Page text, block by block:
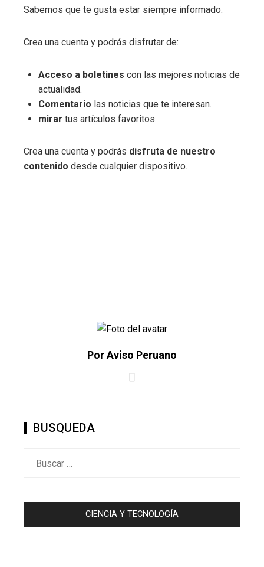
Sabemos que te gusta estar siempre informado.
Crea una cuenta y podrás disfrutar de:
Acceso a boletines con las mejores noticias de
actualidad.
Comentario las noticias que te interesan.
mirar tus artículos favoritos.
Crea una cuenta y podrás disfruta de nuestro
contenido desde cualquier dispositivo.
Por Aviso Peruano
BUSQUEDA
CIENCIA Y TECNOLOGÍA